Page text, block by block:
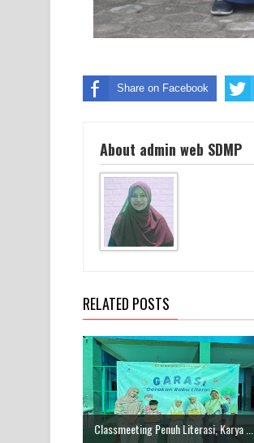
Share on Facebook
About admin web SDMP
RELATED POSTS
Classmeeting Penuh Literasi, Karya ...